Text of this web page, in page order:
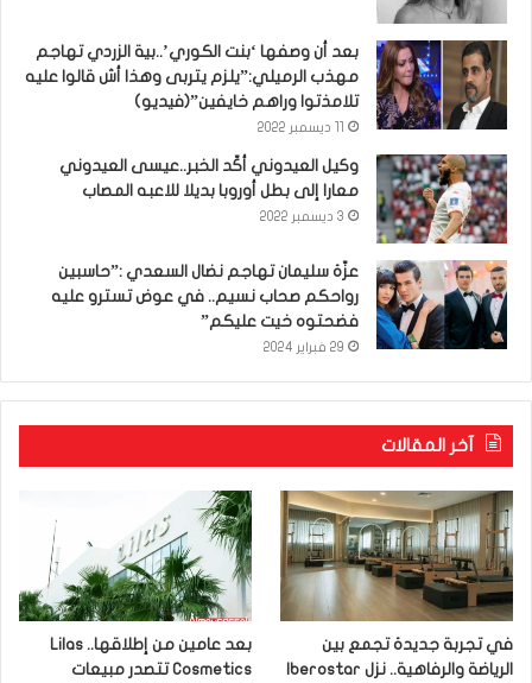
بعد أن وصفها ‘بنت الكوري’..بية الزردي تهاجم
مهذب الرميلي:”يلزم يتربى وهذا أش قالوا عليه
تلامذتوا وراهم خايفين”(فيديو)
وكيل العيدوني أكّد الخبر..عيسى العيدوني
معارا إلى بطل أوروبا بديلا للاعبه المصاب
3 ديسمبر 2022
عزّة سليمان تهاجم نضال السعدي :”حاسبين
رواحكم صحاب نسيم.. في عوض تسترو عليه
فضحتوه خيت عليكم”
29 فبراير 2024
آخر المقالات
في تجربة جديدة تجمع بين
بعد عامين من إطلاقها.. Lilas
Cosmetics تتصدر مبيعات